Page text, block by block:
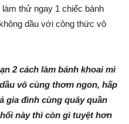
thử ngay 1 chiếc bánh
dầu với công thức vô
2 cách làm bánh khoai mì
vô cùng thơm ngon, hấp
gia đình cùng quây quần
này thì còn gì tuyệt hơn